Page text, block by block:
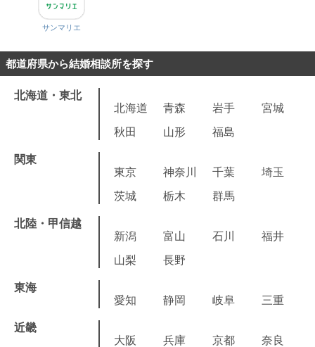
サンマリエ
都道府県から結婚相談所を探す
北海道・東北
北海道
青森 岩手
宮城
秋田
山形 福島
関東
東京
神奈川 千葉
埼玉
茨城
栃木 群馬
北陸・甲信越
新潟
富山 石川
福井
山梨
長野
東海
愛知
静岡 岐阜 三重
近畿
大阪
兵庫 京都
奈良